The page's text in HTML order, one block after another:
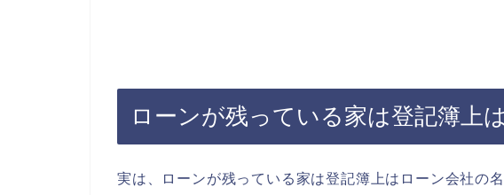
ローンが残っている家は登記簿上
実は、ローンが残っている家は登記簿上はローン会社の